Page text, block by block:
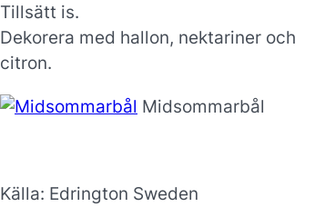
Tillsätt is.
Dekorera med hallon, nektariner och
citron.
Midsommarbål
Källa: Edrington Sweden